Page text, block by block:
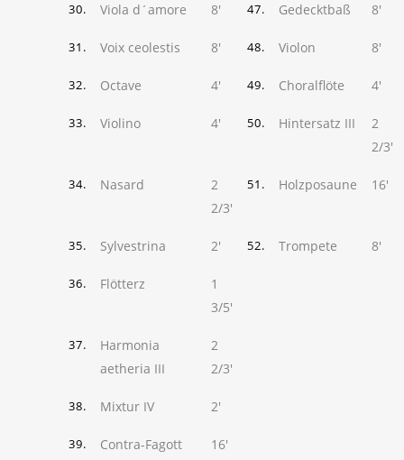
30. Viola d´amore 8' 47. Gedecktbaß 8'
31. Voix ceolestis 8' 48. Violon 8'
32. Octave 4' 49. Choralflöte 4'
33. Violino 4' 50. Hintersatz III
2
2/3'
34. Nasard
2
2/3'
51. Holzposaune 16'
35. Sylvestrina 2' 52. Trompete 8'
36. Flötterz
1
3/5'
37.
Harmonia
aetheria III
2
2/3'
38. Mixtur IV 2'
39. Contra-Fagott 16'